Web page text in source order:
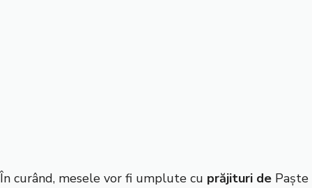
În curând, mesele vor fi umplute cu prăjituri de Paște